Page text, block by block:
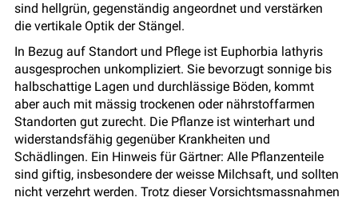
sind hellgrün, gegenständig angeordnet und verstärken
die vertikale Optik der Stängel.
In Bezug auf Standort und Pflege ist Euphorbia lathyris
ausgesprochen unkompliziert. Sie bevorzugt sonnige bis
halbschattige Lagen und durchlässige Böden, kommt
aber auch mit mässig trockenen oder nährstoffarmen
Standorten gut zurecht. Die Pflanze ist winterhart und
widerstandsfähig gegenüber Krankheiten und
Schädlingen. Ein Hinweis für Gärtner: Alle Pflanzenteile
sind giftig, insbesondere der weisse Milchsaft, und sollten
nicht verzehrt werden. Trotz dieser Vorsichtsmassnahmen